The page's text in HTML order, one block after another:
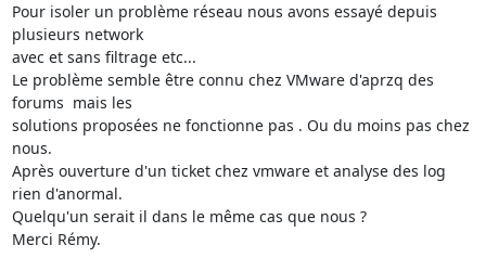
Pour isoler un problème réseau nous avons essayé depuis
plusieurs network
avec et sans filtrage etc...
Le problème semble être connu chez VMware d'aprzq des
forums  mais les
solutions proposées ne fonctionne pas . Ou du moins pas chez
nous.
Après ouverture d'un ticket chez vmware et analyse des log
rien d'anormal.
Quelqu'un serait il dans le même cas que nous ?
Merci Rémy.